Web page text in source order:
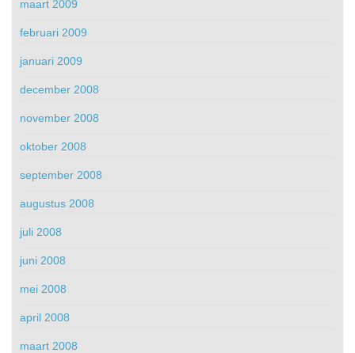
maart 2009
februari 2009
januari 2009
december 2008
november 2008
oktober 2008
september 2008
augustus 2008
juli 2008
juni 2008
mei 2008
april 2008
maart 2008